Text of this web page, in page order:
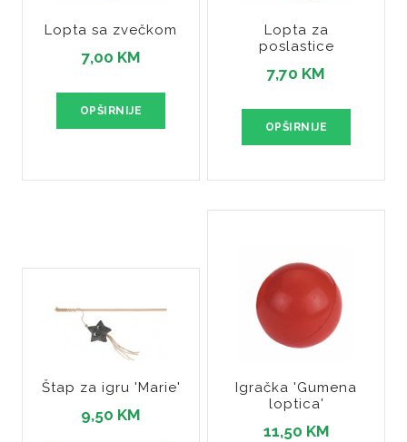
Lopta sa zvečkom
7,00 KM
OPŠIRNIJE
Lopta za
poslastice
7,70 KM
OPŠIRNIJE
Štap za igru 'Marie'
9,50 KM
Igračka 'Gumena
loptica'
11,50 KM